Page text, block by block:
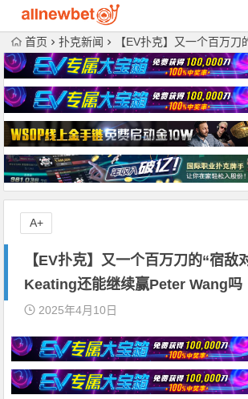
首页 扑克新闻 【EV扑克】又一个百万刀的“宿敌对决”
【EV扑克】又一个百万刀的“宿敌
Keating还能继续赢Peter Wang吗
2025年4月10日
A+